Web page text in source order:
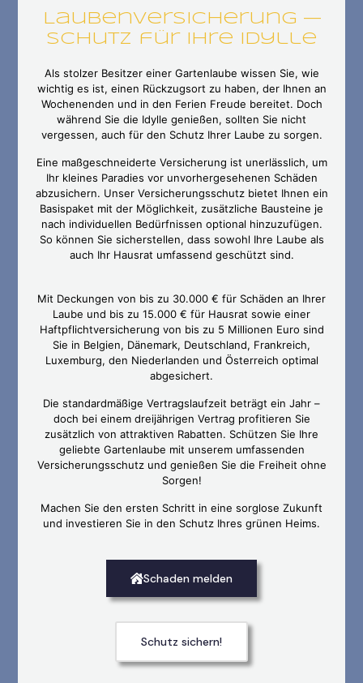
Laubenversicherung —
Schutz für Ihre Idylle
Als stolzer Besitzer einer Gartenlaube wissen Sie, wie
wichtig es ist, einen Rückzugsort zu haben, der Ihnen an
Wochenenden und in den Ferien Freude bereitet. Doch
während Sie die Idylle genießen, sollten Sie nicht
vergessen, auch für den Schutz Ihrer Laube zu sorgen.
Eine maßgeschneiderte Versicherung ist unerlässlich, um
Ihr kleines Paradies vor unvorhergesehenen Schäden
abzusichern. Unser Versicherungsschutz bietet Ihnen ein
Basispaket mit der Möglichkeit, zusätzliche Bausteine je
nach individuellen Bedürfnissen optional hinzuzufügen.
So können Sie sicherstellen, dass sowohl Ihre Laube als
auch Ihr Hausrat umfassend geschützt sind.
Mit Deckungen von bis zu 30.000 € für Schäden an Ihrer
Laube und bis zu 15.000 € für Hausrat sowie einer
Haftpflichtversicherung von bis zu 5 Millionen Euro sind
Sie in Belgien, Dänemark, Deutschland, Frankreich,
Luxemburg, den Niederlanden und Österreich optimal
abgesichert.
Die standardmäßige Vertragslaufzeit beträgt ein Jahr –
doch bei einem dreijährigen Vertrag profitieren Sie
zusätzlich von attraktiven Rabatten. Schützen Sie Ihre
geliebte Gartenlaube mit unserem umfassenden
Versicherungsschutz und genießen Sie die Freiheit ohne
Sorgen!
Machen Sie den ersten Schritt in eine sorglose Zukunft
und investieren Sie in den Schutz Ihres grünen Heims.
Schaden melden
Schutz sichern!